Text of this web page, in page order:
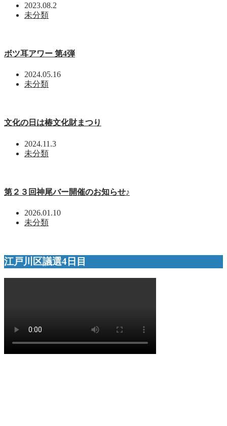
2023.08.2
未分類
ボツ耳アワー 第4弾
2024.05.16
未分類
文化の日は椿文化財まつり
2024.11.3
未分類
第２３回神尾バー開催のお知らせ♪
2026.01.10
未分類
江戸川区議選4日目